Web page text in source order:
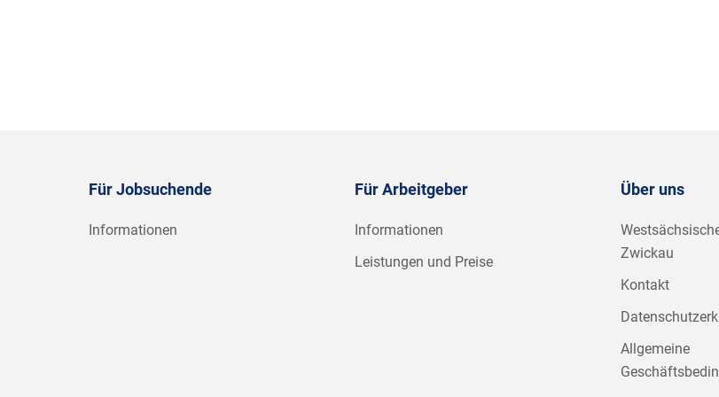
Für Jobsuchende
Informationen
Für Arbeitgeber
Informationen
Leistungen und Preise
Über uns
Zwickau
Kontakt
Allgemeine